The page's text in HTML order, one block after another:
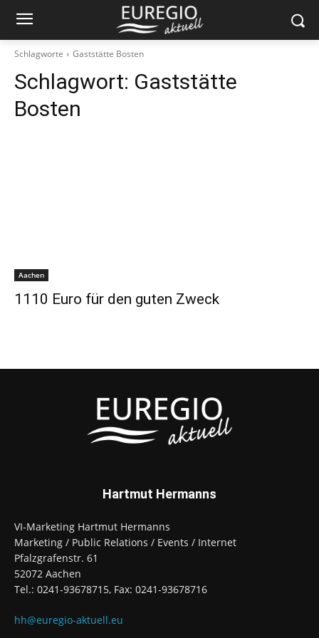
Schlagworte Gaststätte Bosten
Schlagwort: Gaststätte
Bosten
Aachen
1110 Euro für den guten Zweck
Hartmut Hermanns
VI-Marketing Hartmut Hermanns
Marketing / Public Relations / Events / Internet
Pfalzgrafenstr. 61
52072 Aachen
Tel.: 0241-93678715, Fax: 0241-93678716
hh@euregio-aktuell.eu